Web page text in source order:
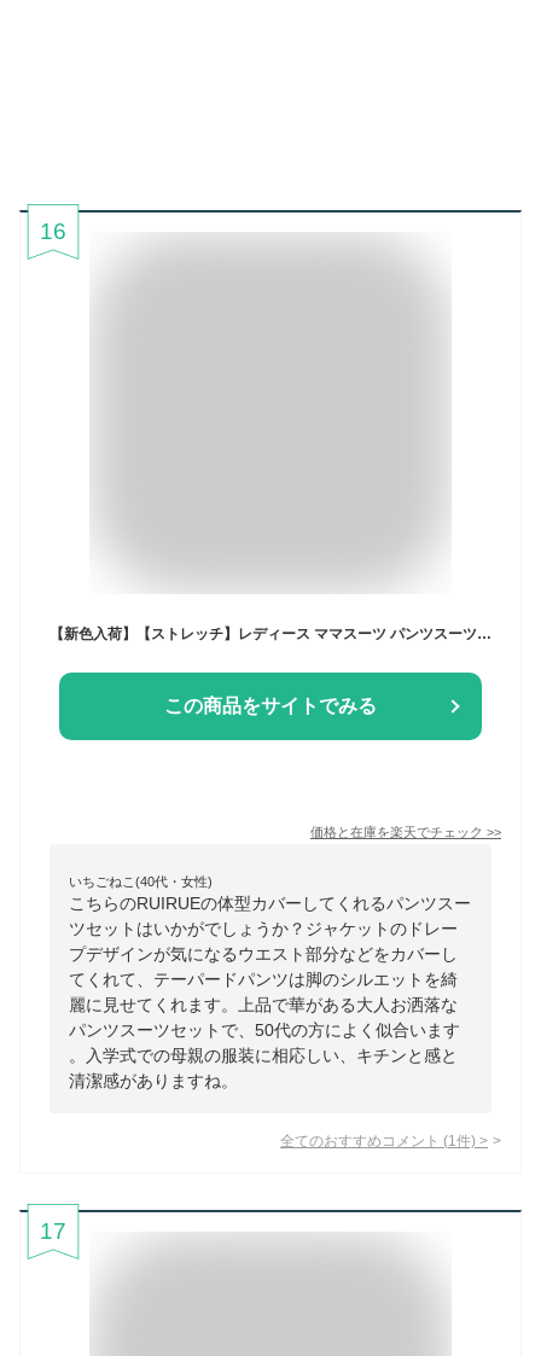
16
【新色入荷】【ストレッチ】レディース ママスーツ パンツスーツ セレモニースーツ 2点セット ノーカラージャケット テーパードパンツ フォーマル ミセス 50代 40代 30代 入園式 卒園式 卒業式 七五三 母親 服装 上品 体型カバー 即日発送 ギフト
この商品をサイトでみる
価格と在庫を楽天でチェック >>
いちごねこ(40代・女性)
こちらのRUIRUEの体型カバーしてくれるパンツスー
ツセットはいかがでしょうか？ジャケットのドレー
プデザインが気になるウエスト部分などをカバーし
てくれて、テーパードパンツは脚のシルエットを綺
麗に見せてくれます。上品で華がある大人お洒落な
パンツスーツセットで、50代の方によく似合います
。入学式での母親の服装に相応しい、キチンと感と
清潔感がありますね。
全てのおすすめコメント (1 件) >
17